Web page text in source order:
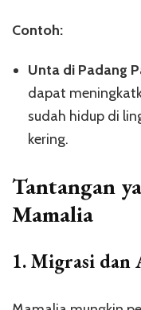
Contoh:
Unta di Padang
dapat
sudah hidup di
kering.
Tantangan
Mamalia
1.Migrasi dan